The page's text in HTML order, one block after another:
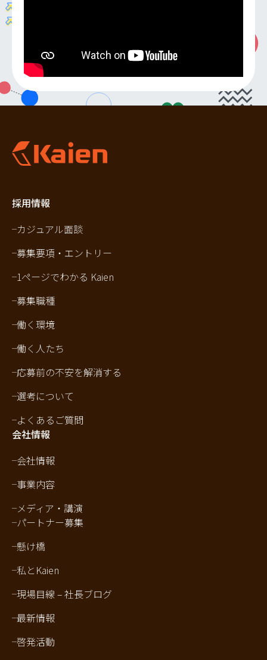
採用情報
カジュアル面談
募集要項・エントリー
1ページでわかる Kaien
募集職種
働く環境
働く人たち
応募前の不安を解消する
選考について
よくあるご質問
会社情報
会社情報
事業内容
メディア・講演
パートナー募集
懸け橋
私とKaien
現場目線 – 社長ブログ
最新情報
啓発活動